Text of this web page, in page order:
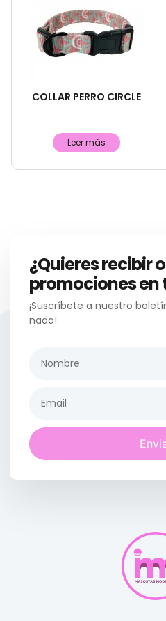
COLLAR PERRO CIRCLE
Leer más
¿Quieres recibir
promociones en
¡Suscríbete a nuestro
nada!